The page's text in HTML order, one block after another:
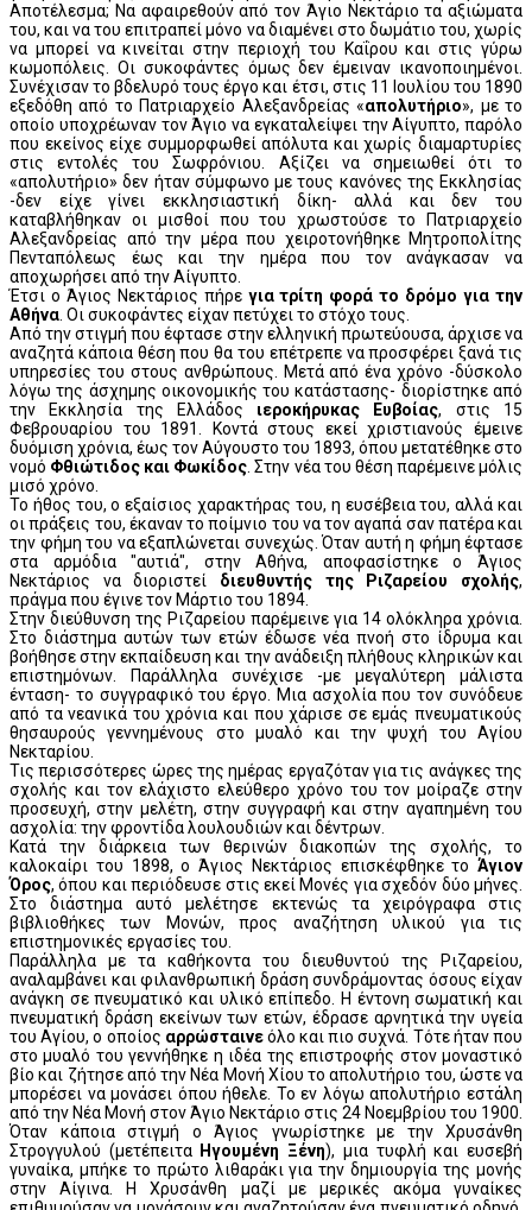
Αποτέλεσμα; Να αφαιρεθούν από τον Άγιο Νεκτάριο τα αξιώματα
του, και να του επιτραπεί μόνο να διαμένει στο δωμάτιο του, χωρίς
να μπορεί να κινείται στην περιοχή του Καΐρου και στις γύρω
κωμοπόλεις. Οι συκοφάντες όμως δεν έμειναν ικανοποιημένοι.
Συνέχισαν το βδελυρό τους έργο και έτσι, στις 11 Ιουλίου του 1890
εξεδόθη από το Πατριαρχείο Αλεξανδρείας «απολυτήριο», με το
οποίο υποχρέωναν τον Άγιο να εγκαταλείψει την Αίγυπτο, παρόλο
που εκείνος είχε συμμορφωθεί απόλυτα και χωρίς διαμαρτυρίες
στις εντολές του Σωφρόνιου. Αξίζει να σημειωθεί ότι το
«απολυτήριο» δεν ήταν σύμφωνο με τους κανόνες της Εκκλησίας
-δεν είχε γίνει εκκλησιαστική δίκη- αλλά και δεν του
καταβλήθηκαν οι μισθοί που του χρωστούσε το Πατριαρχείο
Αλεξανδρείας από την μέρα που χειροτονήθηκε Μητροπολίτης
Πενταπόλεως έως και την ημέρα που τον ανάγκασαν να
αποχωρήσει από την Αίγυπτο.
Έτσι ο Άγιος Νεκτάριος πήρε για τρίτη φορά το δρόμο για την
Αθήνα . Οι συκοφάντες είχαν πετύχει το στόχο τους.
Από την στιγμή που έφτασε στην ελληνική πρωτεύουσα, άρχισε να
αναζητά κάποια θέση που θα του επέτρεπε να προσφέρει ξανά τις
υπηρεσίες του στους ανθρώπους. Μετά από ένα χρόνο -δύσκολο
λόγω της άσχημης οικονομικής του κατάστασης- διορίστηκε από
την Εκκλησία της Ελλάδος ιεροκήρυκας Ευβοίας, στις 15
Φεβρουαρίου του 1891. Κοντά στους εκεί χριστιανούς έμεινε
δυόμιση χρόνια, έως τον Αύγουστο του 1893, όπου μετατέθηκε στο
νομό Φθιώτιδος και Φωκίδος . Στην νέα του θέση παρέμεινε μόλις
μισό χρόνο.
Το ήθος του, ο εξαίσιος χαρακτήρας του, η ευσέβεια του, αλλά και
οι πράξεις του, έκαναν το ποίμνιο του να τον αγαπά σαν πατέρα και
την φήμη του να εξαπλώνεται συνεχώς. Όταν αυτή η φήμη έφτασε
στα αρμόδια "αυτιά", στην Αθήνα, αποφασίστηκε ο Άγιος
Νεκτάριος να διοριστεί διευθυντής της Ριζαρείου σχολής,
πράγμα που έγινε τον Μάρτιο του 1894.
Στην διεύθυνση της Ριζαρείου παρέμεινε για 14 ολόκληρα χρόνια.
Στο διάστημα αυτών των ετών έδωσε νέα πνοή στο ίδρυμα και
βοήθησε στην εκπαίδευση και την ανάδειξη πλήθους κληρικών και
επιστημόνων. Παράλληλα συνέχισε -με μεγαλύτερη μάλιστα
ένταση- το συγγραφικό του έργο. Μια ασχολία που τον συνόδευε
από τα νεανικά του χρόνια και που χάρισε σε εμάς πνευματικούς
θησαυρούς γεννημένους στο μυαλό και την ψυχή του Αγίου
Νεκταρίου.
Τις περισσότερες ώρες της ημέρας εργαζόταν για τις ανάγκες της
σχολής και τον ελάχιστο ελεύθερο χρόνο του τον μοίραζε στην
προσευχή, στην μελέτη, στην συγγραφή και στην αγαπημένη του
ασχολία: την φροντίδα λουλουδιών και δέντρων.
Κατά την διάρκεια των θερινών διακοπών της σχολής, το
καλοκαίρι του 1898, ο Άγιος Νεκτάριος επισκέφθηκε το Άγιον
Όρος, όπου και περιόδευσε στις εκεί Μονές για σχεδόν δύο μήνες.
Στο διάστημα αυτό μελέτησε εκτενώς τα χειρόγραφα στις
βιβλιοθήκες των Μονών, προς αναζήτηση υλικού για τις
επιστημονικές εργασίες του.
Παράλληλα με τα καθήκοντα του διευθυντού της Ριζαρείου,
αναλαμβάνει και φιλανθρωπική δράση συνδράμοντας όσους είχαν
ανάγκη σε πνευματικό και υλικό επίπεδο. Η έντονη σωματική και
πνευματική δράση εκείνων των ετών, έδρασε αρνητικά την υγεία
του Αγίου, ο οποίος αρρώσταινεόλο και πιο συχνά. Τότε ήταν που
στο μυαλό του γεννήθηκε η ιδέα της επιστροφής στον μοναστικό
βίο και ζήτησε από την Νέα Μονή Χίου το απολυτήριο του, ώστε να
μπορέσει να μονάσει όπου ήθελε. Το εν λόγω απολυτήριο εστάλη
από την Νέα Μονή στον Άγιο Νεκτάριο στις 24 Νοεμβρίου του 1900.
Όταν κάποια στιγμή ο Άγιος γνωρίστηκε με την Χρυσάνθη
Στρογγυλού (μετέπειτα Ηγουμένη Ξένη), μια τυφλή και ευσεβή
γυναίκα, μπήκε το πρώτο λιθαράκι για την δημιουργία της μονής
στην Αίγινα. Η Χρυσάνθη μαζί με μερικές ακόμα γυναίκες